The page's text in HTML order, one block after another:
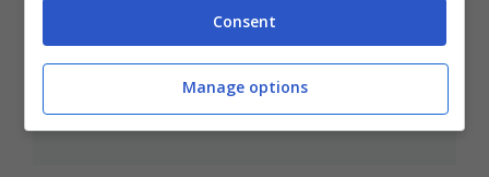
Xiaomi Mi Max 2 in uscita nella
colorazione nera opaca
Giugno 28, 2017
Consent
Manage options